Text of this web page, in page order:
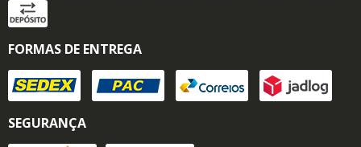
FORMAS DE ENTREGA
SEGURANÇA